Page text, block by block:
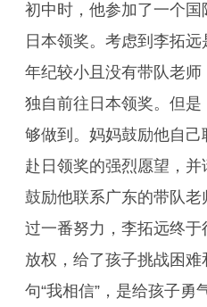
初中时，他参加了一个
日本领奖。考虑到李拓远
年纪较小且没有带队老
独自前往日本领奖。但
够做到。妈妈鼓励他自
赴日领奖的强烈愿望，
鼓励他联系广东的带队
过一番努力，李拓远终
放权，给了孩子挑战困
句“我相信”，是给孩子勇